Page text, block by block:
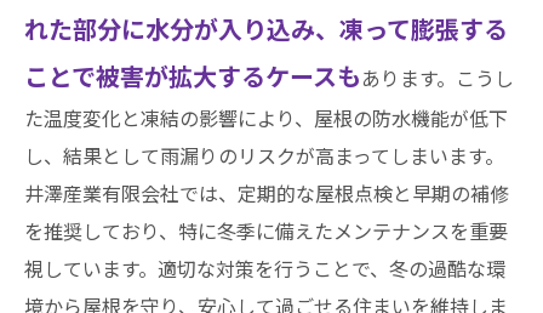
れた部分に水分が入り込み、凍って膨張する
ことで被害が拡大するケースもあります。こうし
た温度変化と凍結の影響により、屋根の防水機能が低下
し、結果として雨漏りのリスクが高まってしまいます。
井澤産業有限会社では、定期的な屋根点検と早期の補修
を推奨しており、特に冬季に備えたメンテナンスを重要
視しています。適切な対策を行うことで、冬の過酷な環
境から屋根を守り、安心して過ごせる住まいを維持しま